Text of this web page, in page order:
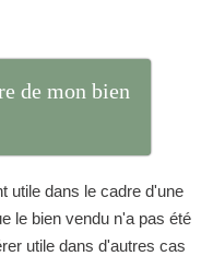
de mon bien
utile dans le cadre d'une
le bien vendu n'a pas été
utile dans d'autres cas